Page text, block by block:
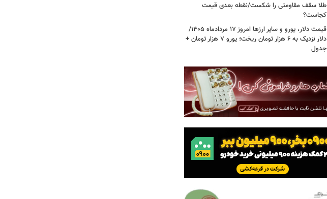
طلا سقف مقاومتی را شکست/نقطه بعدی قیمت
کجاست؟
قیمت دلار، یورو و سایر ارزها امروز ۱۷ مردادماه ۱۴۰۵/
دلار نزدیک به ۶ هزار تومان ریخت؛ یورو ۷ هزار تومان +
جدول